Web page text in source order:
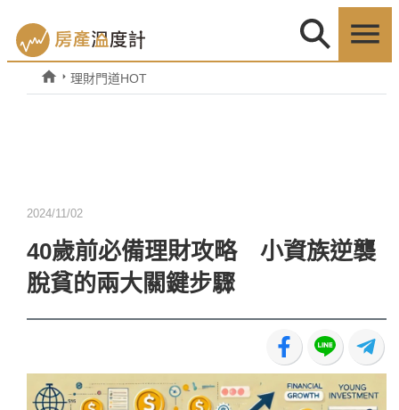
理財門道HOT
2024/11/02
40歲前必備理財攻略 小資族逆襲
脫貧的兩大關鍵步驟